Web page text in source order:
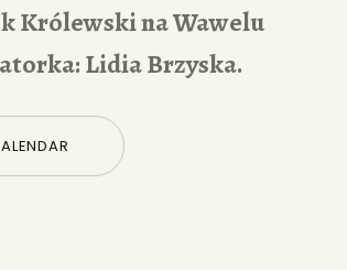
Królewski na Wawelu
Lidia Brzyska.